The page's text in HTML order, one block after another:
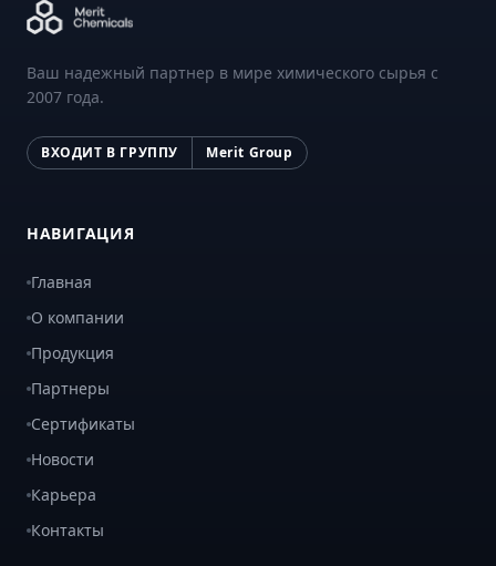
Ваш надежный партнер в мире химического сырья с
2007 года.
ВХОДИТ В ГРУППУ Merit Group
НАВИГАЦИЯ
Главная
О компании
Продукция
Партнеры
Сертификаты
Новости
Карьера
Контакты